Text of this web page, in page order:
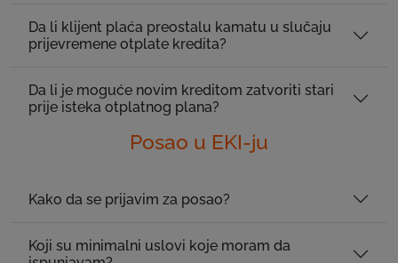
Da li klijent plaća preostalu kamatu u slučaju
prijevremene otplate kredita?
Da li je moguće novim kreditom zatvoriti stari
prije isteka otplatnog plana?
Posao u EKI-ju
Kako da se prijavim za posao?
Koji su minimalni uslovi koje moram da